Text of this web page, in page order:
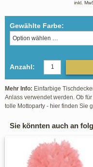
inkl.
Gewählte Farbe:
Anzahl:
Mehr Info: Einfarbige
Anlass verwendet werden. Ob
tolle Mottoparty - hier finden Sie
Sie könnten auch an